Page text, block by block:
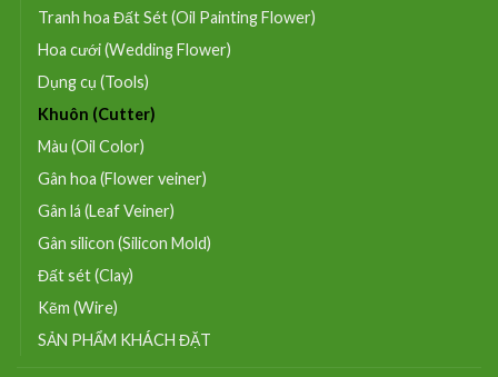
Tranh hoa Đất Sét (Oil Painting Flower)
Hoa cưới (Wedding Flower)
Dụng cụ (Tools)
Khuôn (Cutter)
Màu (Oil Color)
Gân hoa (Flower veiner)
Gân lá (Leaf Veiner)
Gân silicon (Silicon Mold)
Đất sét (Clay)
Kẽm (Wire)
SẢN PHẨM KHÁCH ĐẶT